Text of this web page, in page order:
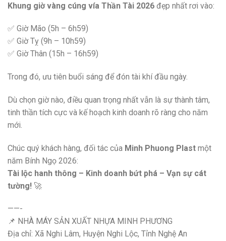
Khung giờ vàng cúng vía Thần Tài 2026 đẹp nhất rơi vào:
✅ Giờ Mão (5h – 6h59)
✅ Giờ Tỵ (9h – 10h59)
✅ Giờ Thân (15h – 16h59)
Trong đó, ưu tiên buổi sáng để đón tài khí đầu ngày.
Dù chọn giờ nào, điều quan trọng nhất vẫn là sự thành tâm,
tinh thần tích cực và kế hoạch kinh doanh rõ ràng cho năm
mới.
Chúc quý khách hàng, đối tác của Minh Phuong Plast một
năm Bính Ngọ 2026:
Tài lộc hanh thông – Kinh doanh bứt phá – Vạn sự cát
tường! 🚀
——-
📌 NHÀ MÁY SẢN XUẤT NHỰA MINH PHƯƠNG
Địa chỉ: Xã Nghi Lâm, Huyện Nghi Lộc, Tỉnh Nghệ An